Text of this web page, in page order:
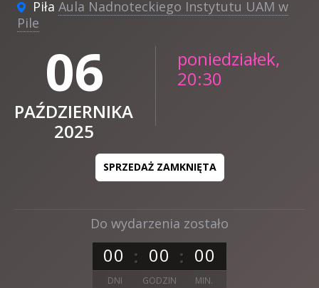
Do wydarzenia zostało
00 00 00
DNI GODZIN MIN.
Piła Aula Nadnoteckiego Instytutu UAM w
Pile
06
PAŹDZIERNIKA
2025
poniedziałek,
20:30
SPRZEDAŻ ZAMKNIĘTA